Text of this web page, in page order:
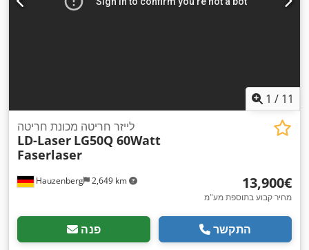
1 / 11
Hauzenberg 2,649 km
לייזר חריטה מכונת חריטה
LD-Laser LG50Q 60Watt
Faserlaser
‏13,900 ‏€
מחיר קבוע בתוספת מע"מ
פנה התקשר